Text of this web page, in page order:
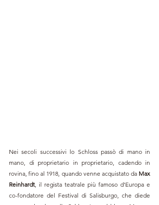
Nei secoli successivi lo Schloss passò di mano in
mano, di proprietario in proprietario, cadendo in
rovina, fino al 1918, quando venne acquistato da Max
Reinhardt, il regista teatrale più famoso d'Europa e
co-fondatore del Festival di Salisburgo, che diede